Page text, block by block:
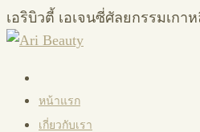
เอริบิวตี้ เอเจนซี่ศัลยกรรมเกา
หน้าแรก
เกี่ยวกับเรา